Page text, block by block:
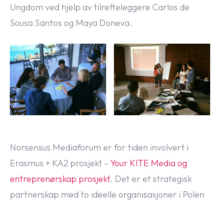
Ungdom ved hjelp av tilretteleggere Carlos de
Sousa Santos og Maya Doneva.
Norsensus Mediaforum er for tiden involvert i
Erasmus + KA2 prosjekt – Your KITE Media og
entreprenørskap prosjekt. Det er et strategisk
partnerskap med to ideelle organisasjoner i Polen